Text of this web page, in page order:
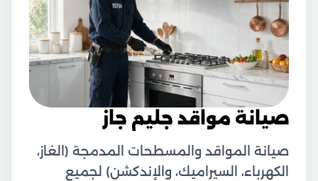
صيانة مواقد جليم جاز
صيانة المواقد والمسطحات المدمجة (الغاز،
الكهرباء، السيراميك، والإندكشن) لجميع